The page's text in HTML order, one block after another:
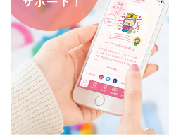
・おにぎり
・パン
・果物
・ヨーグルト
などでも十分ですよ。
おやつの量は、普段の食事の1/3
さいね。